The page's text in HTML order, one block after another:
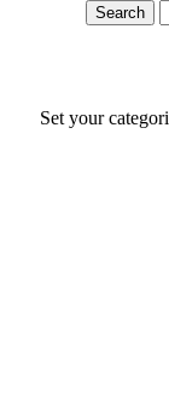
Search
Set your